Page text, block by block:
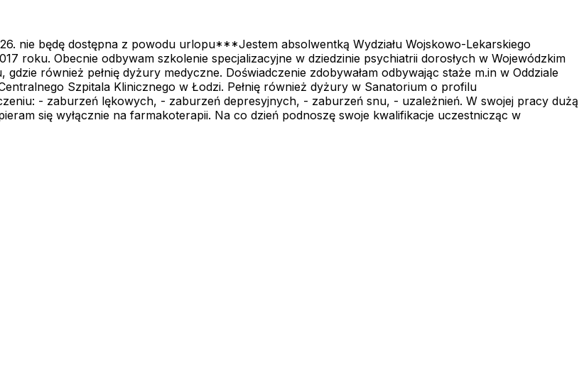
nie będę dostępna z powodu urlopu***Jestem absolwentką Wydziału Wojskowo-Lekarskiego
roku. Obecnie odbywam szkolenie specjalizacyjne w dziedzinie psychiatrii dorosłych w Wojewódzkim
również pełnię dyżury medyczne. Doświadczenie zdobywałam odbywając staże m.in w Oddziale
Szpitala Klinicznego w Łodzi. Pełnię również dyżury w Sanatorium o profilu
- zaburzeń lękowych, - zaburzeń depresyjnych, - zaburzeń snu, - uzależnień. W swojej pracy dużą
się wyłącznie na farmakoterapii. Na co dzień podnoszę swoje kwalifikacje uczestnicząc w